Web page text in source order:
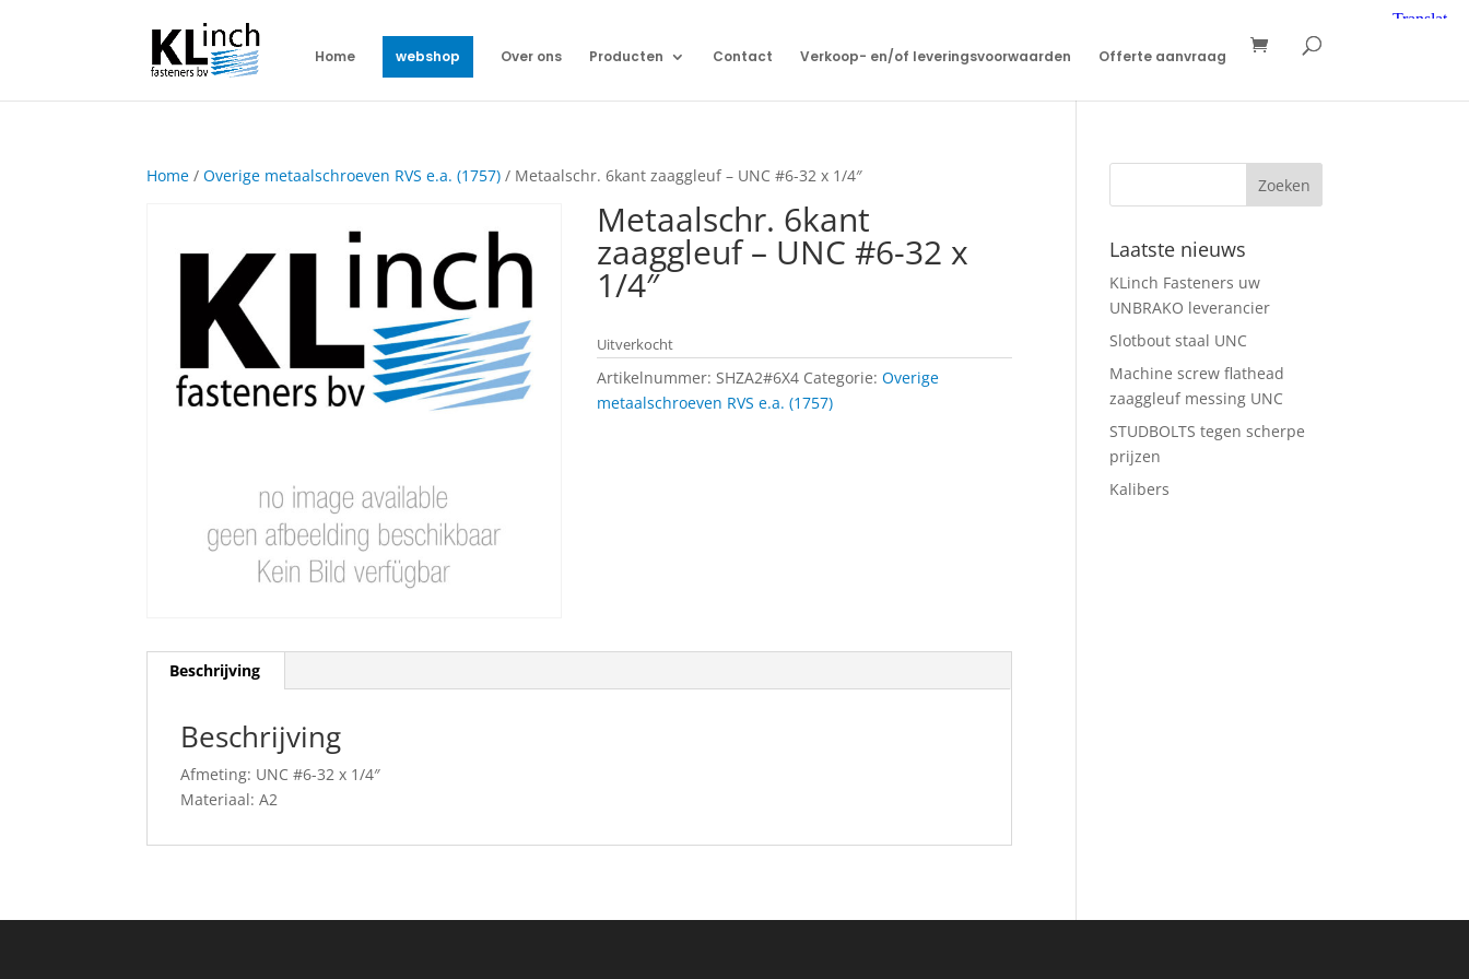
Home webshop Over ons Producten Contact Verkoop- en/of leveringsvoorwaarden Offerte aanvraag
Home /Overige metaalschroeven RVS e.a. (1757) / Metaalschr. 6kant zaaggleuf – UNC #6-32 x 1/4″
Metaalschr. 6kant
zaaggleuf – UNC #6-32 x
1/4″
Uitverkocht
Artikelnummer:SHZA2#6X4 Categorie:Overige
metaalschroeven RVS e.a. (1757)
Beschrijving
Beschrijving
Afmeting: UNC #6-32 x 1/4″
Materiaal: A2
Laatste nieuws
KLinch Fasteners uw
UNBRAKO leverancier
Slotbout staal UNC
Machine screw flathead
zaaggleuf messing UNC
STUDBOLTS tegen scherpe
prijzen
Kalibers